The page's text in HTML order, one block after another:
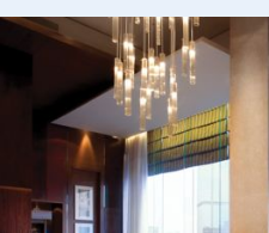
район и сад.